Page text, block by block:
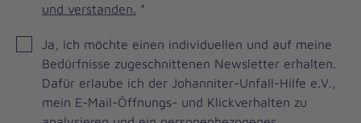
und verstanden. *
Brevo
Newsletter
Checkbox
Ja, ich möchte einen individuellen und auf meine
Bedürfnisse zugeschnittenen Newsletter erhalten.
Dafür erlaube ich der Johanniter-Unfall-Hilfe e.V.,
mein E-Mail-Öffnungs- und Klickverhalten zu